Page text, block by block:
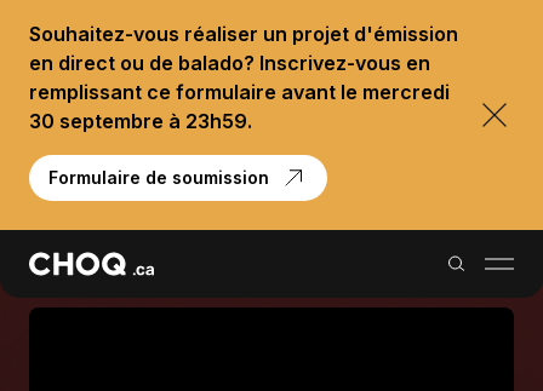
Souhaitez-vous réaliser un projet d'émission
en direct ou de balado? Inscrivez-vous en
remplissant ce formulaire avant le mercredi
30 septembre à 23h59.
Formulaire de soumission